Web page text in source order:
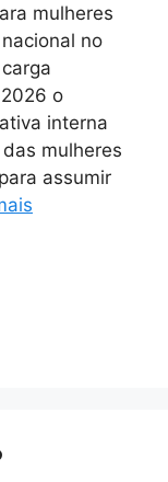
mulheres
no
o
interna
mulheres
assumir